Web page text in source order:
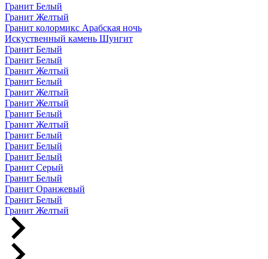
Гранит Белый
Гранит Желтый
Гранит колормикс Арабская ночь
Искуственный камень Шунгит
Гранит Белый
Гранит Белый
Гранит Желтый
Гранит Белый
Гранит Желтый
Гранит Желтый
Гранит Белый
Гранит Желтый
Гранит Белый
Гранит Белый
Гранит Белый
Гранит Серый
Гранит Белый
Гранит Оранжевый
Гранит Белый
Гранит Желтый